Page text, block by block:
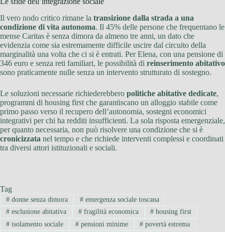
Il vero nodo critico rimane la transizione dalla strada a una
condizione di vita autonoma. Il 45% delle persone che frequentano le
mense Caritas è senza dimora da almeno tre anni, un dato che
evidenzia come sia estremamente difficile uscire dal circuito della
marginalità una volta che ci si è entrati. Per Elena, con una pensione di
346 euro e senza reti familiari, le possibilità di reinserimento abitativo
sono praticamente nulle senza un intervento strutturato di sostegno.
Le soluzioni necessarie richiederebbero politiche abitative dedicate,
programmi di housing first che garantiscano un alloggio stabile come
primo passo verso il recupero dell’autonomia, sostegni economici
integrativi per chi ha redditi insufficienti. La sola risposta emergenziale,
per quanto necessaria, non può risolvere una condizione che si è
cronicizzata nel tempo e che richiede interventi complessi e coordinati
tra diversi attori istituzionali e sociali.
Tag
#donne senza dimora #emergenza sociale toscana
#esclusione abitativa #fragilità economica # housing first
#isolamento sociale #pensioni minime # povertà estrema